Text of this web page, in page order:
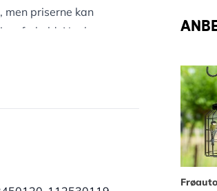
priserne kan
Nogle
Er der et
I den forbliver